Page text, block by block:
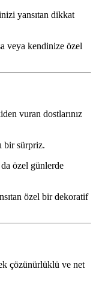
yansıtan dikkat
veya kendinize özel
vuran dostlarınız
bir sürpriz.
özel günlerde
özel bir dekoratif
çözünürlüklü ve net